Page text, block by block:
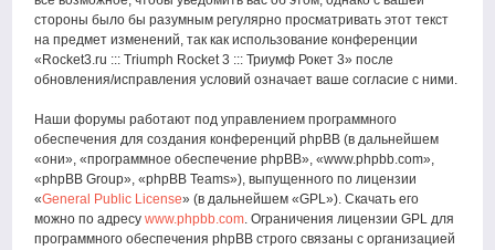
стороны было бы разумным регулярно просматривать этот текст
на предмет изменений, так как использование конференции
«Rocket3.ru ::: Triumph Rocket 3 ::: Триумф Рокет 3» после
обновления/исправления условий означает ваше согласие с ними.
Наши форумы работают под управлением программного
обеспечения для создания конференций phpBB (в дальнейшем
«они», «программное обеспечение phpBB», «www.phpbb.com»,
«phpBB Group», «phpBB Teams»), выпущенного по лицензии
«General Public License» (в дальнейшем «GPL»). Скачать его
можно по адресуwww.phpbb.com. Ограничения лицензии GPL для
программного обеспечения phpBB строго связаны с организацией